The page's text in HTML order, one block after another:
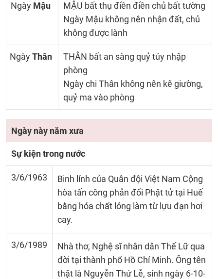
Ngày Mậu
MẬU bất thụ điền điền chủ bất tường
Ngày Mậu không nên nhận đất, chủ
không được lành
NgàyThân
THÂN bất an sàng quỷ túy nhập
phòng
Ngày chi Thân không nên kê giường,
quỷ ma vào phòng
Ngày này năm xưa
Sự kiện trong nước
3/6/1963
Binh lính của Quân đội Việt Nam Cộng
hòa tấn công phản đối Phật tử tại Huế
bằng hóa chất lỏng làm từ lựu đạn hơi
cay.
3/6/1989
Nhà thơ, Nghệ sĩ nhân dân Thế Lữ qua
đời tại thành phố Hồ Chí Minh. Ông tên
thật là Nguyễn Thứ Lễ, sinh ngày 6-10-